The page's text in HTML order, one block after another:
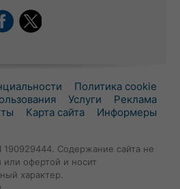
Политика cookie
Услуги
Реклама
Карта сайта Информеры
Содержание сайта не
или офертой и носит
характер.